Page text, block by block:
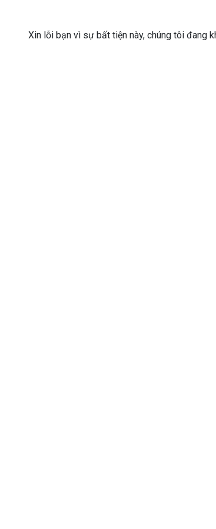
Xin lỗi bạn vì sự bất tiện này, chúng tôi đang